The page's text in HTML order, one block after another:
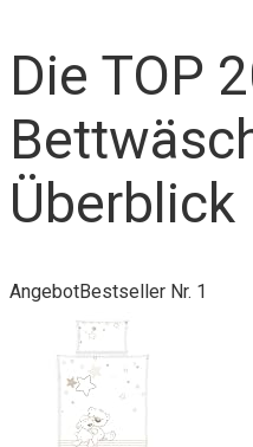
Die TOP
Überblick
AngebotBestseller Nr. 1